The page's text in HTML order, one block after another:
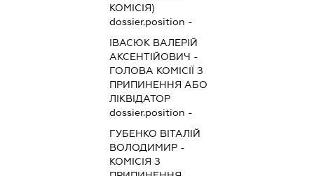
КОМІСІЯ)
dossier.position -
ІВАСЮК ВАЛЕРІЙ
АКСЕНТІЙОВИЧ -
ГОЛОВА КОМІСІЇ З
ПРИПИНЕННЯ АБО
ЛІКВІДАТОР
dossier.position -
ГУБЕНКО ВІТАЛІЙ
ВОЛОДИМИР-
КОМІСІЯ З